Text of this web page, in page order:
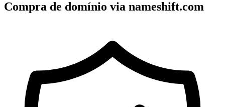
Compra de domínio via nameshift.com